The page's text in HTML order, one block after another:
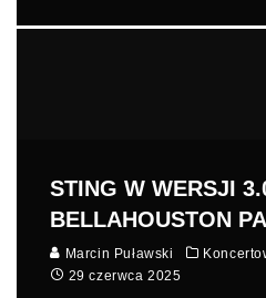
STING W WERSJI
BELLAHOUSTON
Marcin Puławski
29 czerwca 2025